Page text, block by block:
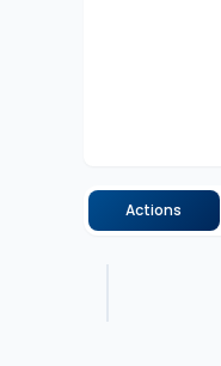
Actions